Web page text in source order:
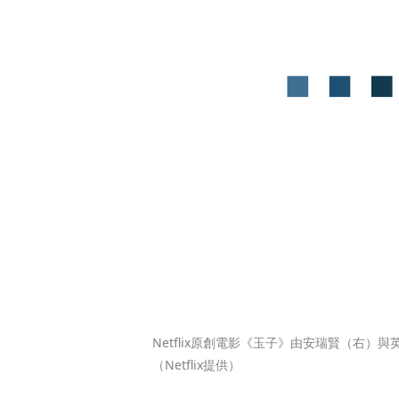
Netflix原創電影《玉子》由安瑞賢（右）與
（Netflix提供）